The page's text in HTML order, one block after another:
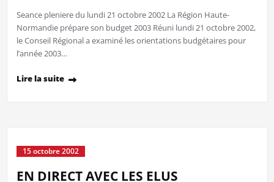
Seance pleniere du lundi 21 octobre 2002 La Région Haute-
Normandie prépare son budget 2003 Réuni lundi 21 octobre 2002,
le Conseil Régional a examiné les orientations budgétaires pour
l’année 2003…
Lire la suite
15 octobre 2002
EN DIRECT AVEC LES ELUS